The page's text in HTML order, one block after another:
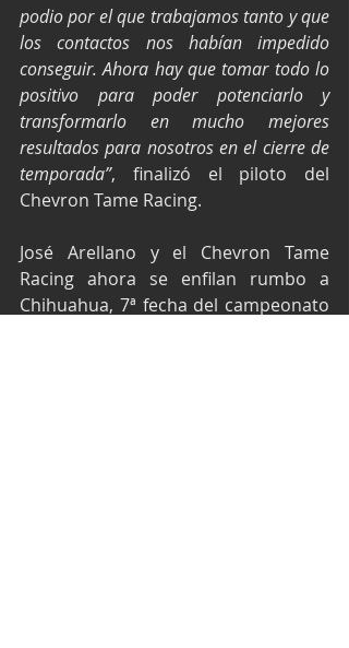
podio por el que trabajamos tanto y que
los contactos nos habían impedido
conseguir. Ahora hay que tomar todo lo
positivo para poder potenciarlo y
transformarlo en mucho mejores
resultados para nosotros en el cierre de
temporada”, finalizó el piloto del
Chevron Tame Racing.
José Arellano y el Chevron Tame
Racing ahora se enfilan rumbo a
Chihuahua, 7ª fecha del campeonato